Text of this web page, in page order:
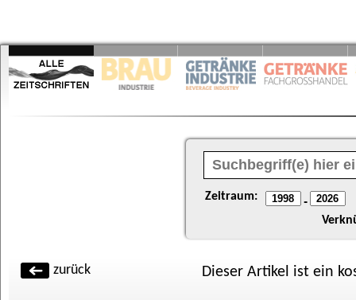
Zeitraum: -
zurück Dieser Artikel ist ein